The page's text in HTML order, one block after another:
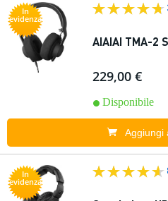
In
evidenza
AIAIAI TMA-2
229,00 €
Disponibile
Aggiungi
In
evidenza